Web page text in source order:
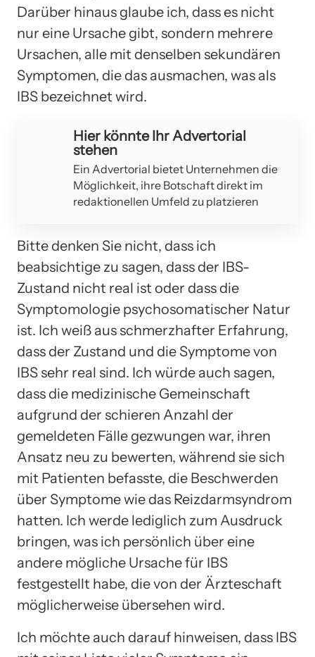
Darüber hinaus glaube ich, dass es nicht
nur eine Ursache gibt, sondern mehrere
Ursachen, alle mit denselben sekundären
Symptomen, die das ausmachen, was als
IBS bezeichnet wird.
Hier könnte Ihr Advertorial
stehen
Ein Advertorial bietet Unternehmen die
Möglichkeit, ihre Botschaft direkt im
redaktionellen Umfeld zu platzieren
Bitte denken Sie nicht, dass ich
beabsichtige zu sagen, dass der IBS-
Zustand nicht real ist oder dass die
Symptomologie psychosomatischer Natur
ist. Ich weiß aus schmerzhafter Erfahrung,
dass der Zustand und die Symptome von
IBS sehr real sind. Ich würde auch sagen,
dass die medizinische Gemeinschaft
aufgrund der schieren Anzahl der
gemeldeten Fälle gezwungen war, ihren
Ansatz neu zu bewerten, während sie sich
mit Patienten befasste, die Beschwerden
über Symptome wie das Reizdarmsyndrom
hatten. Ich werde lediglich zum Ausdruck
bringen, was ich persönlich über eine
andere mögliche Ursache für IBS
festgestellt habe, die von der Ärzteschaft
möglicherweise übersehen wird.
Ich möchte auch darauf hinweisen, dass IBS